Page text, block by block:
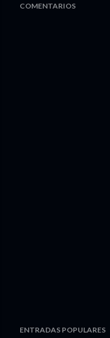
COMENTARIOS
ENTRADAS POPULARES